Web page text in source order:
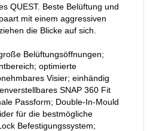
QUEST. Beste Belüftung und
mit einem aggressiven
die Blicke auf sich.
Belüftungsöffnungen;
optimierte
Visier; einhändig
SNAP 360 Fit
Passform; Double-In-Mould
für die bestmögliche
Befestigungssystem;